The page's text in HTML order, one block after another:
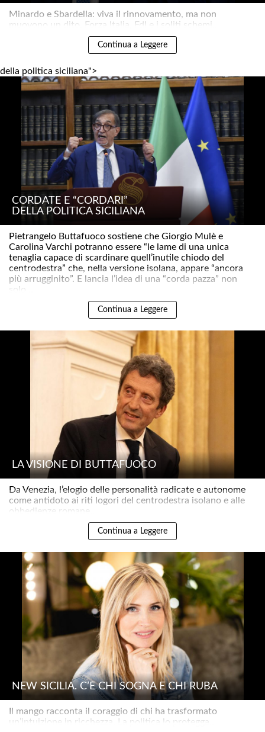
Minardo e Sbardella: viva il rinnovamento, ma non
muovono un dito. Forza Italia, FdI e i soliti schemi..
Continua a Leggere
della politica siciliana">
CORDATE E “CORDARI”
DELLA POLITICA SICILIANA
Pietrangelo Buttafuoco sostiene che Giorgio Mulè e
Carolina Varchi potranno essere “le lame di una unica
tenaglia capace di scardinare quell’inutile chiodo del
centrodestra” che, nella versione isolana, appare “ancora
più arrugginito”. E lancia l’idea di una “corda pazza” non
solo ..
Continua a Leggere
LA VISIONE DI BUTTAFUOCO
Da Venezia, l’elogio delle personalità radicate e autonome
come antidoto ai riti logori del centrodestra isolano e alle
obbedienze romane..
Continua a Leggere
NEW SICILIA. C’È CHI SOGNA E CHI RUBA
Il mango racconta il coraggio di chi ha trasformato
un’intuizione in ricchezza. La politica lo protegga..